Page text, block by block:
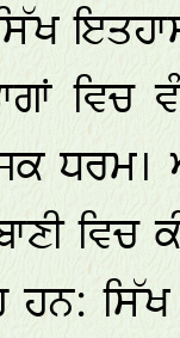
ਵਿਚ
ਧਰਮ।
ਬਾਣੀ
ਸਿੱਖ